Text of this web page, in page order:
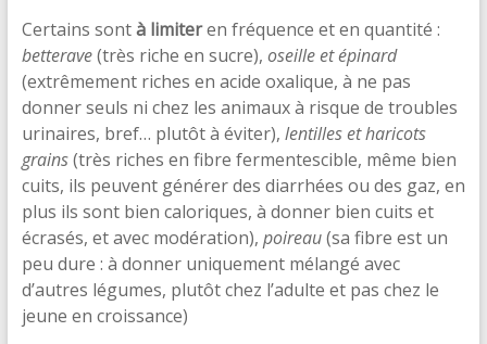
Certains sontà limiteren fréquence et en quantité :
betterave(très riche en sucre), oseille et épinard
(extrêmement riches en acide oxalique, à ne pas
donner seuls ni chez les animaux à risque de troubles
urinaires, bref… plutôt à éviter), lentilles et haricots
grains(très riches en fibre fermentescible, même bien
cuits, ils peuvent générer des diarrhées ou des gaz, en
plus ils sont bien caloriques, à donner bien cuits et
écrasés, et avec modération), poireau(sa fibre est un
peu dure : à donner uniquement mélangé avec
d’autres légumes, plutôt chez l’adulte et pas chez le
jeune en croissance)